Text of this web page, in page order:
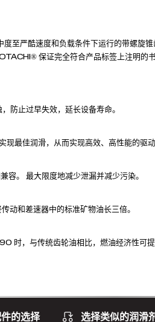
严酷速度和负载条件下运行的带螺旋锥
保证完全符合产品标签上注明的书
防止过早失效，延长设备寿命。
最佳润滑，从而实现高效、高性能的驱动
容。 最大限度地减少泄漏并减少污染。
和差速器中的标准矿物油长三倍。
，与传统齿轮油相比，燃油经济性可提
的选择 选择类似的润滑